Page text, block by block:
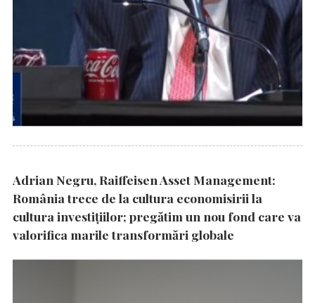
Adrian Negru, Raiffeisen Asset Management:
România trece de la cultura economisirii la
cultura investițiilor; pregătim un nou fond care va
valorifica marile transformări globale